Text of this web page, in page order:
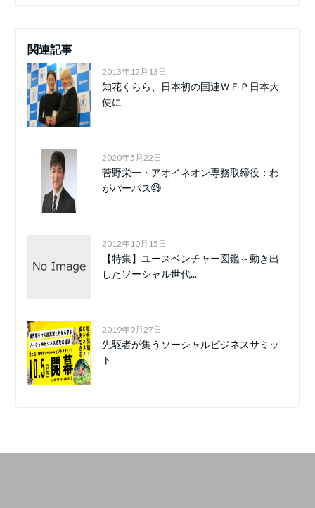
関連記事
2013年12月13日
知花くらら、日本初の国連ＷＦＰ日本大
使に
2020年5月22日
菅野栄一・アオイネオン専務取締役：わ
がパーパス㊾
2012年10月15日
【特集】ユースベンチャー図鑑～動き出
したソーシャル世代...
2019年9月27日
先駆者が集うソーシャルビジネスサミッ
ト